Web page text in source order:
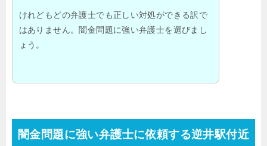
けれどもどの弁護士でも正しい対処ができる訳で
はありません。闇金問題に強い弁護士を選びまし
ょう。
闇金問題に強い弁護士に依頼する逆井駅付近